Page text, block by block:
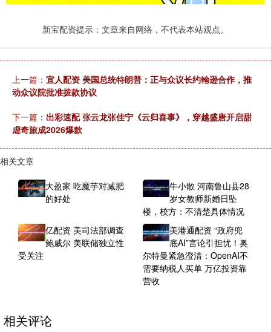
新宝配资提示：文章来自网络，不代表本站观点。
上一篇： 宜人配资 美国总统特朗普：正与众议长约翰逊合作，推
动众议院批准拨款协议
下一篇： 出彩速配 张云龙张佳宁《云归喜事》，穿越盛唐开启甜
虐奇旅成2026爆款
相关文章
大盈家 吃魔芋对减肥
的好处
牛小散 河南鲁山县28
岁女教师新婚日坠
楼，校方：不清楚具体情况
亿配资 美司法部调查
鲍威尔 美联储独立性
受关注
美港通配资 “政府兜
底AI”言论引担忧！奥
尔特曼紧急澄清：OpenAI不
需要纳税人买单 万亿投资靠
营收
相关评论